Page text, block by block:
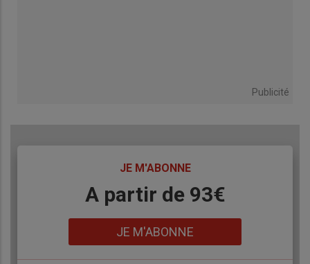
Publicité
JE M'ABONNE
A partir de 93€
JE M'ABONNE